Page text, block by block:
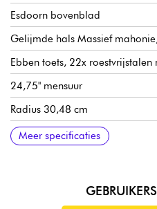
Esdoorn bovenblad
Gelijmde hals Massief
Ebben toets, 22x
24,75" mensuur
Radius 30,48 cm
Kambreedte hals/kam 43 mm
LC Custom-2 humbucker-
Volume per pickup
Toon per pickup
Pickupschakelaar met 3x positie
Sire Moderne Tune-O-Matic brug
Sire Aluminium Stop Bar
Sire Premium locking
Hoogglans afwerking
Meer specificaties